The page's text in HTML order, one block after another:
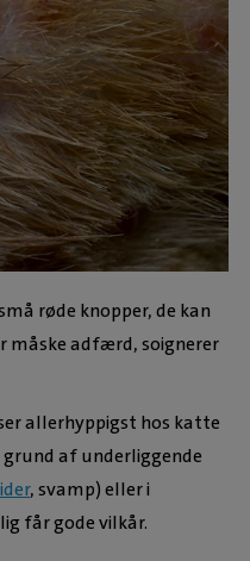
røde knopper, de kan
adfærd, soignerer
allerhyppigst hos katte
af underliggende
, svamp) eller i
får gode vilkår.